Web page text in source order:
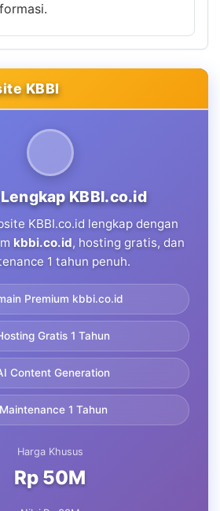
KBBI
KBBI.co.id
KBBI.co.id lengkap dengan
kbbi.co.id, hosting gratis, dan
1 tahun penuh.
Premium kbbi.co.id
Gratis 1 Tahun
Content Generation
Maintenance 1 Tahun
Harga Khusus
Rp 50M